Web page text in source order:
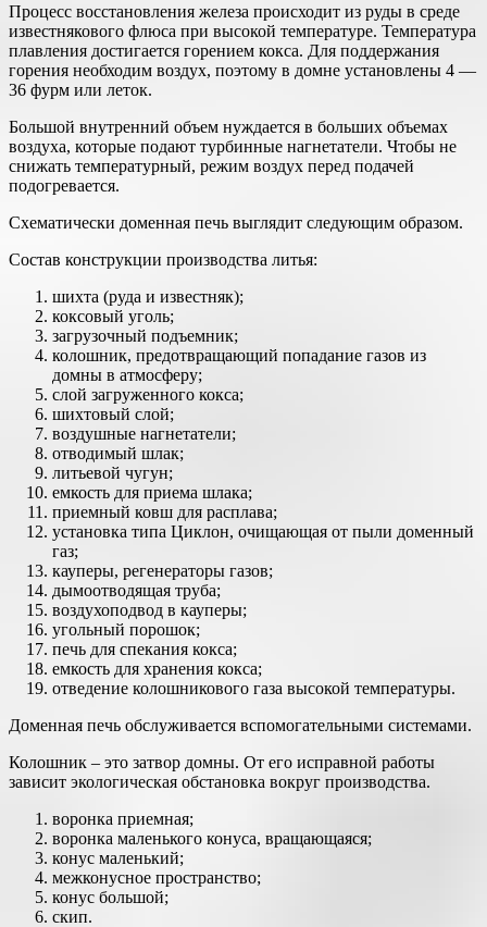
Процесс восстановления железа происходит из руды в среде
известнякового флюса при высокой температуре. Температура
плавления достигается горением кокса. Для поддержания
горения необходим воздух, поэтому в домне установлены 4 —
36 фурм или леток.
Большой внутренний объем нуждается в больших объемах
воздуха, которые подают турбинные нагнетатели. Чтобы не
снижать температурный, режим воздух перед подачей
подогревается.
Схематически доменная печь выглядит следующим образом.
Состав конструкции производства литья:
шихта (руда и известняк);
коксовый уголь;
загрузочный подъемник;
колошник, предотвращающий попадание газов из
домны в атмосферу;
слой загруженного кокса;
шихтовый слой;
воздушные нагнетатели;
отводимый шлак;
литьевой чугун;
емкость для приема шлака;
приемный ковш для расплава;
установка типа Циклон, очищающая от пыли доменный
газ;
кауперы, регенераторы газов;
дымоотводящая труба;
воздухоподвод в кауперы;
угольный порошок;
печь для спекания кокса;
емкость для хранения кокса;
отведение колошникового газа высокой температуры.
Доменная печь обслуживается вспомогательными системами.
Колошник – это затвор домны. От его исправной работы
зависит экологическая обстановка вокруг производства.
воронка приемная;
воронка маленького конуса, вращающаяся;
конус маленький;
межконусное пространство;
конус большой;
скип.